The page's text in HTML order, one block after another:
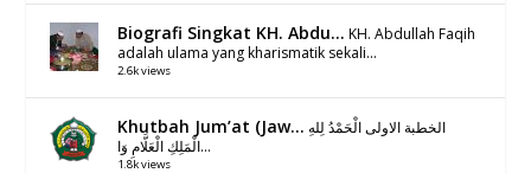
Biografi Singkat KH. Abdu... KH. Abdullah Faqih
adalah ulama yang kharismatik sekali...
2.6k views
Khutbah Jum’at (Jaw... الخطبة الاولى الْحَمْدُ لِلهِ
الْمَلِكِ الْعَلَّامِ وَا...
1.8k views